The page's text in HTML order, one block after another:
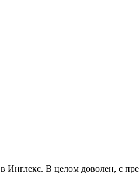
Инглекс. В целом доволен, с